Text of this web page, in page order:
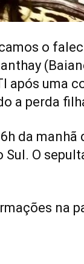
o
após uma
a perda
da
Sul. O
na